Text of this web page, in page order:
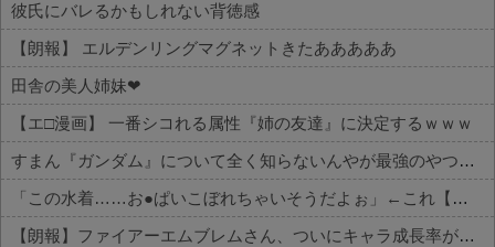
彼氏にバレるかもしれない背徳感
【朗報】 エルデンリングマグネットきたあああああ
田舎の美人姉妹❤
【エ□漫画】 一番シコれる属性『姉の友達』に決定するｗｗｗ
すまん『ガンダム』について全く知らないんやが最強のやつはどんなの？
「この水着……お●ぱいこぼれちゃいそうだよぉ」←これ【ラブライブ！】
【朗報】ファイアーエムブレムさん、ついにキャラ成長率がゲーム内で見れるようになる